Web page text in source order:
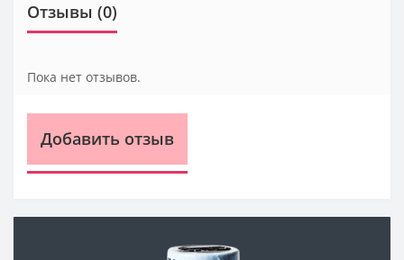
Отзывы (0)
Пока нет отзывов.
Добавить отзыв